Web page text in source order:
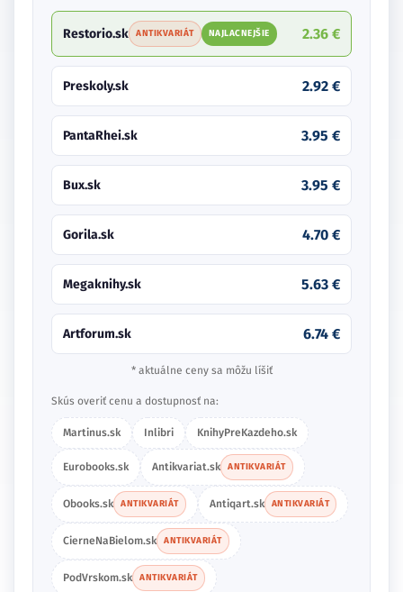
Restorio.sk ANTIKVARIÁT NAJLACNEJŠIE 2.36 €
Preskoly.sk 2.92 €
PantaRhei.sk 3.95 €
Bux.sk 3.95 €
Gorila.sk 4.70 €
Megaknihy.sk 5.63 €
Artforum.sk 6.74 €
* aktuálne ceny sa môžu líšiť
Skús overiť cenu a dostupnosť na:
Martinus.sk Inlibri KnihyPreKazdeho.sk
Eurobooks.sk Antikvariat.sk ANTIKVARIÁT
Obooks.sk ANTIKVARIÁT Antiqart.sk ANTIKVARIÁT
CierneNaBielom.sk ANTIKVARIÁT
PodVrskom.sk ANTIKVARIÁT